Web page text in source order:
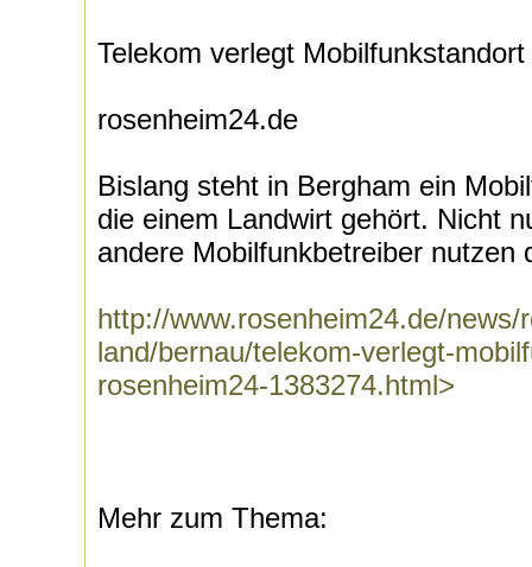
Telekom verlegt Mobilfunkstandort
rosenheim24.de
Bislang steht in Bergham ein
die einem Landwirt gehört. Nicht
andere Mobilfunkbetreiber nutzen
http://www.rosenheim24.de/news/
land/bernau/telekom-verlegt-
rosenheim24-1383274.html>
Mehr zum Thema: